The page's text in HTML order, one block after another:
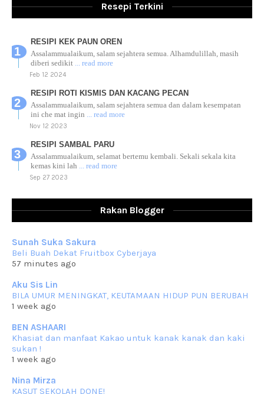
Resepi Terkini
RESIPI KEK PAUN OREN
Assalammualaikum, salam sejahtera semua. Alhamdulillah, masih
diberi sedikit ... read more
Feb 12 2024
RESIPI ROTI KISMIS DAN KACANG PECAN
Assalammualaikum, salam sejahtera semua dan dalam kesempatan
ini che mat ingin ... read more
Nov 12 2023
RESIPI SAMBAL PARU
Assalammualaikum, selamat bertemu kembali. Sekali sekala kita
kemas kini lah ... read more
Sep 27 2023
Assalammualaikum, salam sejahtera dan salam rindu untuk semua.
RESIPI KUIH KASWI KELEDEK UNGU
Assalammualaikum, salam semua. Masih belum terlambat untuk che
mat ucapkan... read more
Jun 30 2023
RESIPI KURMA AYAM MERAH
Assalammualaikum, salam semua. Hari ni 4 Zulhijjah 1444 Hijrah,
Jun 23 2023
RESIPI SAMBAL PARU
Assalammualaikum, salam sejahtera semua. Lama betul che mat tak
Jun 20 2023
Rakan Blogger
Sunah Suka Sakura
Beli Buah Dekat Fruitbox Cyberjaya
57 minutes ago
Aku Sis Lin
BILA UMUR MENINGKAT, KEUTAMAAN HIDUP PUN BERUBAH
1 week ago
BEN ASHAARI
Khasiat dan manfaat Kakao untuk kanak kanak dan kaki
sukan !
1 week ago
Nina Mirza
KASUT SEKOLAH DONE!